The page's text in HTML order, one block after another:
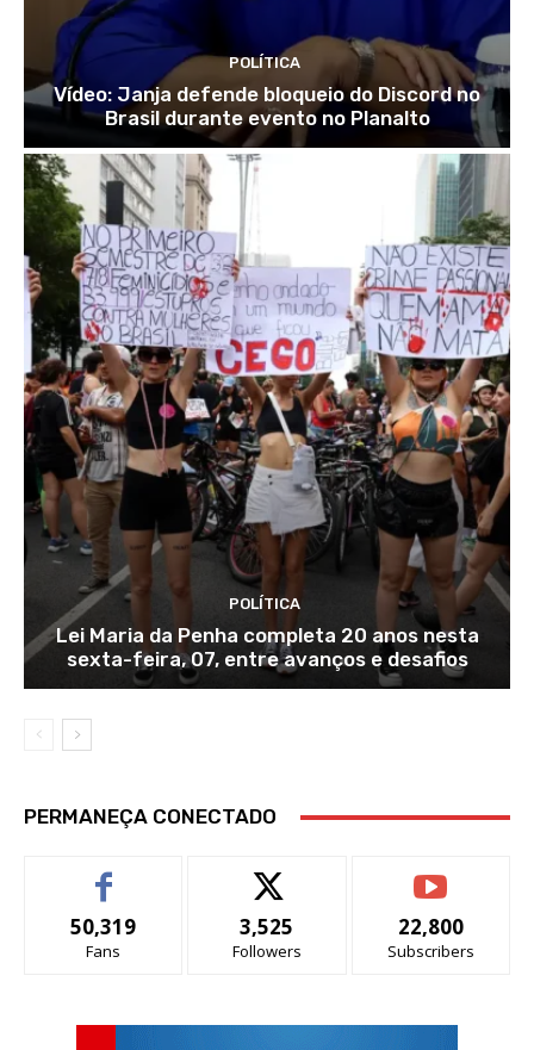
POLÍTICA
Vídeo: Janja defende bloqueio do Discord no
Brasil durante evento no Planalto
POLÍTICA
Lei Maria da Penha completa 20 anos nesta
sexta-feira, 07, entre avanços e desafios
PERMANEÇA CONECTADO
50,319
Fans
3,525
Followers
22,800
Subscribers